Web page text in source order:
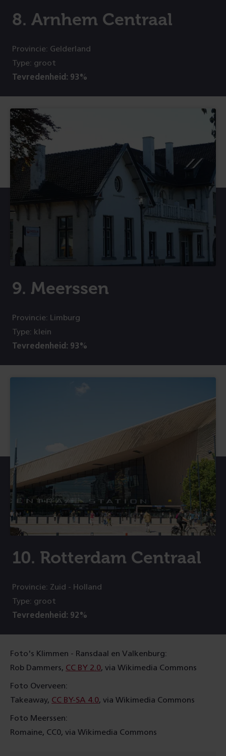
8. Arnhem Centraal
Provincie: Gelderland
Type: groot
Tevredenheid: 93%
9. Meerssen
Provincie: Limburg
Type: klein
Tevredenheid: 93%
10. Rotterdam Centraal
Provincie: Zuid - Holland
Type: groot
Tevredenheid: 92%
Foto's Klimmen - Ransdaal en Valkenburg:
Rob Dammers, CC BY 2.0, via Wikimedia Commons
Foto Overveen:
Takeaway, CC BY-SA 4.0, via Wikimedia Commons
Foto Meerssen:
Romaine, CC0, via Wikimedia Commons